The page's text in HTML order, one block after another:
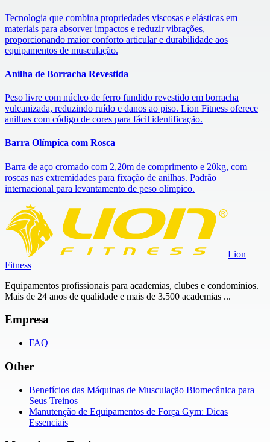
Tecnologia que combina propriedades viscosas e elásticas em
materiais para absorver impactos e reduzir vibrações,
proporcionando maior conforto articular e durabilidade aos
equipamentos de musculação.
Anilha de Borracha Revestida
Peso livre com núcleo de ferro fundido revestido em borracha
vulcanizada, reduzindo ruído e danos ao piso. Lion Fitness oferece
anilhas com código de cores para fácil identificação.
Barra Olímpica com Rosca
Barra de aço cromado com 2,20m de comprimento e 20kg, com
roscas nas extremidades para fixação de anilhas. Padrão
internacional para levantamento de peso olímpico.
Lion
Fitness
Equipamentos profissionais para academias, clubes e condomínios.
Mais de 24 anos de qualidade e mais de 3.500 academias ...
Empresa
FAQ
Other
Benefícios das Máquinas de Musculação Biomecânica para
Seus Treinos
Manutenção de Equipamentos de Força Gym: Dicas
Essenciais